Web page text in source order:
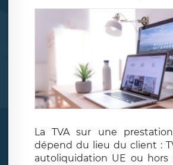
La TVA sur une
dépend du lieu du client :
autoliquidation UE ou hors